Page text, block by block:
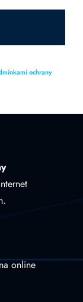
ochrany
online